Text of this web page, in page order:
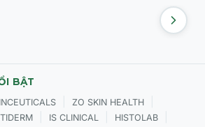
BẬT
ZO SKIN HEALTH
IS CLINICAL HISTOLAB